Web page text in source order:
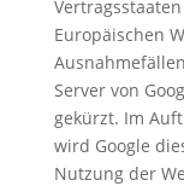
Europäischen
Server von
gekürzt. Im
wird Google
Nutzung der